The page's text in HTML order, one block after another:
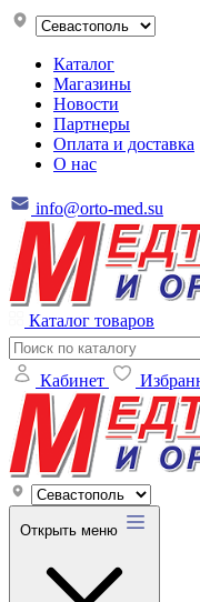
Каталог
Магазины
Новости
Партнеры
Оплата и доставка
О нас
info@orto-med.su
Каталог товаров
Кабинет
Открыть меню